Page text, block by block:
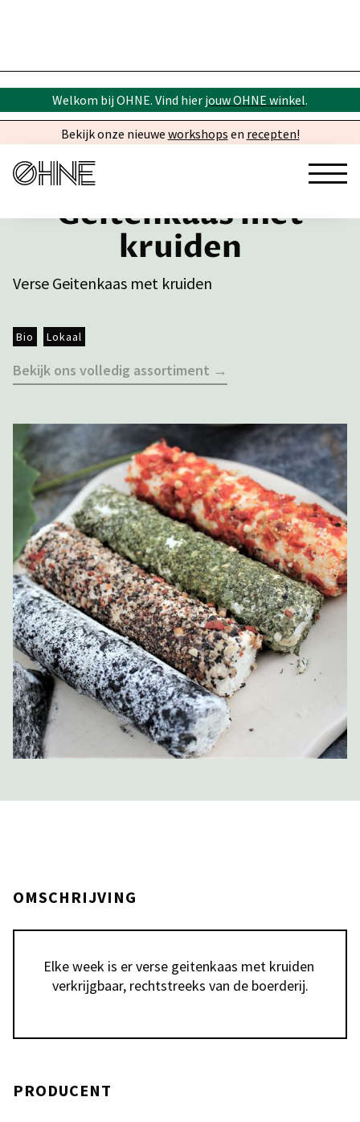
Welkom bij OHNE. Vind hier jouw OHNE winkel.
Bekijk onze nieuwe workshops en recepten!
Geitenkaas met
kruiden
Verse Geitenkaas met kruiden
Bio Lokaal
Bekijk ons volledig assortiment →
OMSCHRIJVING
Elke week is er verse geitenkaas met kruiden
verkrijgbaar, rechtstreeks van de boerderij.
PRODUCENT